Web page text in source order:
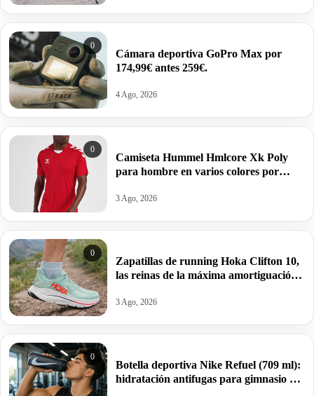
0
Cámara deportiva GoPro Max por
174,99€ antes 259€.
4 Ago, 2026
0
Camiseta Hummel Hmlcore Xk Poly
para hombre en varios colores por
3 Ago, 2026
0
Zapatillas de running Hoka Clifton 10,
las reinas de la máxima amortiguación
3 Ago, 2026
0
Botella deportiva Nike Refuel (709 ml):
hidratación antifugas para gimnasio y